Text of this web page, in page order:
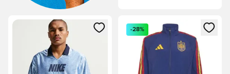
Ανοίγει ένα Modal για να συνδεθείτε ή να εγγραφείτε ως
Ανοίγει ένα Modal για να
-28%